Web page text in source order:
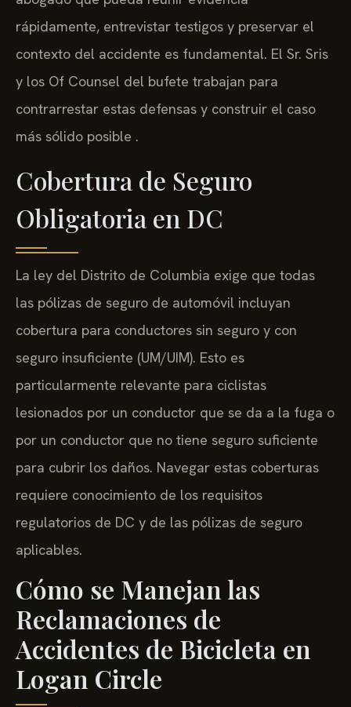
abogado que pueda reunir evidencia
rápidamente, entrevistar testigos y preservar el
contexto del accidente es fundamental. El Sr. Sris
y los Of Counsel del bufete trabajan para
contrarrestar estas defensas y construir el caso
más sólido posible .
Cobertura de Seguro
Obligatoria en DC
La ley del Distrito de Columbia exige que todas
las pólizas de seguro de automóvil incluyan
cobertura para conductores sin seguro y con
seguro insuficiente (UM/UIM). Esto es
particularmente relevante para ciclistas
lesionados por un conductor que se da a la fuga o
por un conductor que no tiene seguro suficiente
para cubrir los daños. Navegar estas coberturas
requiere conocimiento de los requisitos
regulatorios de DC y de las pólizas de seguro
aplicables.
Cómo se Manejan las
Reclamaciones de
Accidentes de Bicicleta en
Logan Circle